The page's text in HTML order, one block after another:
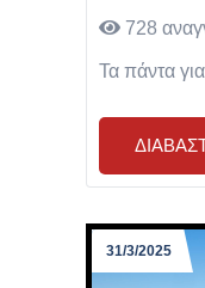
728
Τα πάντα
31/3/2025